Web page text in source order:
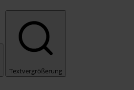
Textvergrößerung